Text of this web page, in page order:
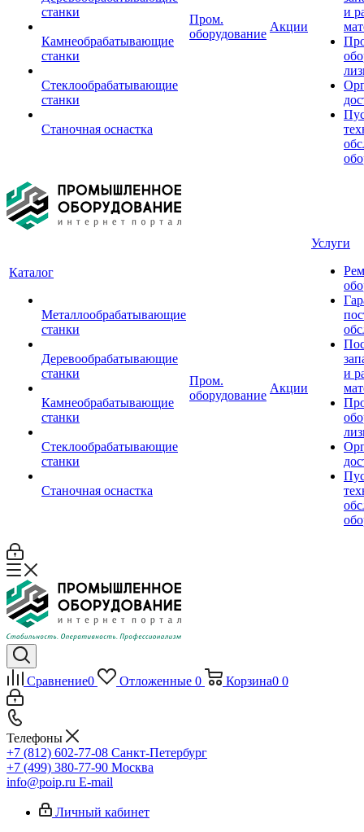
станки
Камнеобрабатывающие
станки
Стеклообрабатывающие
станки
Станочная оснастка
Пром.
оборудование
Акции
и
Каталог
Металлообрабатывающие
станки
Деревообрабатывающие
станки
Камнеобрабатывающие
станки
Стеклообрабатывающие
станки
Станочная оснастка
Пром.
оборудование
Акции
Услуги
и
Сравнение0 Отложенные 0 Корзина0 0
Телефоны
+7 (812) 602-77-08 Санкт-Петербург
+7 (499) 380-77-90 Москва
info@poip.ru E-mail
Личный кабинет